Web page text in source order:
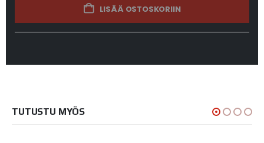
LISÄÄ OSTOSKORIIN
TUTUSTU MYÖS